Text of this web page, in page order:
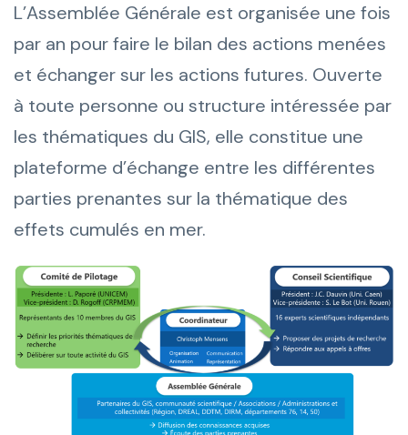
L’Assemblée Générale est organisée une fois
par an pour faire le bilan des actions menées
et échanger sur les actions futures. Ouverte
à toute personne ou structure intéressée par
les thématiques du GIS, elle constitue une
plateforme d’échange entre les différentes
parties prenantes sur la thématique des
effets cumulés en mer.